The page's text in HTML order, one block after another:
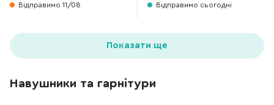
Відправимо 11/08 Відправимо сьогодні
Показати ще
Навушники та гарнітури